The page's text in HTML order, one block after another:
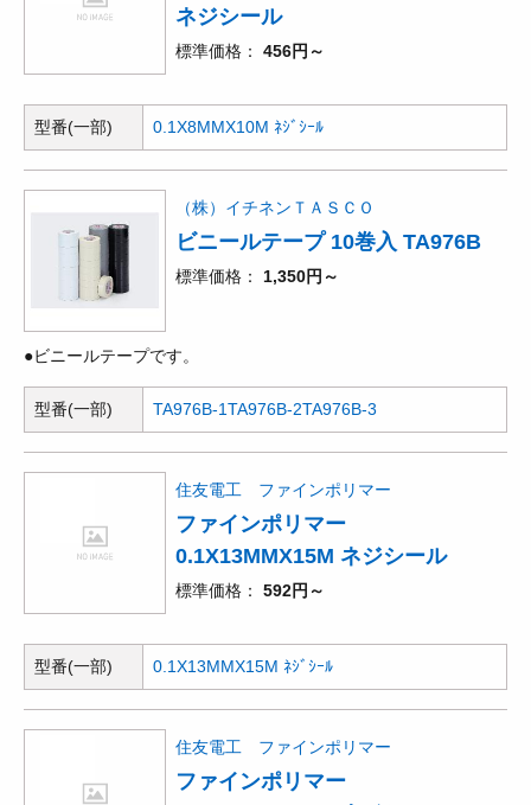
ネジシール
標準価格 456円～
型番(一部) 0.1X8MMX10M ﾈｼﾞｼｰﾙ
（株）イチネンＴＡＳＣＯ
ビニールテープ 10巻入 TA976B
標準価格 1,350円～
●ビニールテープです。
型番(一部) TA976B-1TA976B-2TA976B-3
住友電工 ファインポリマー
ファインポリマー
0.1X13MMX15M ネジシール
標準価格 592円～
型番(一部) 0.1X13MMX15M ﾈｼﾞｼｰﾙ
住友電工 ファインポリマー
ファインポリマー